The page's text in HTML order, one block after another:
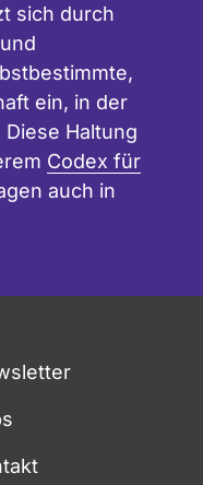
sich durch
ein, in der
Haltung
Codex für
auch in